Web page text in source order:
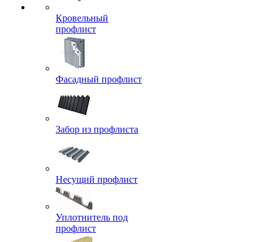
Кровельный
профлист
Фасадный профлист
Забор из профлиста
Несущий профлист
Уплотнитель под
профлист